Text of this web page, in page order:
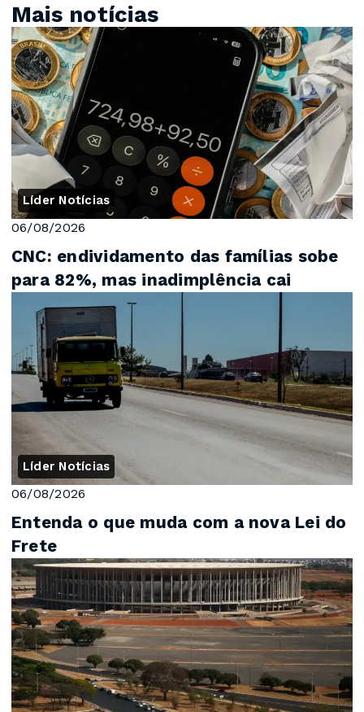
Mais notícias
Líder Notícias
06/08/2026
CNC: endividamento das famílias sobe
para 82%, mas inadimplência cai
Líder Notícias
06/08/2026
Entenda o que muda com a nova Lei do
Frete